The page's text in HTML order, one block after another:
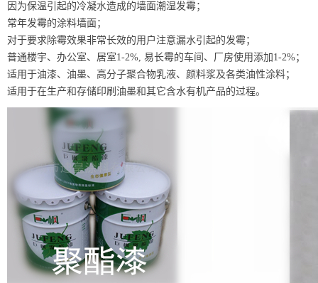
因为保温引起的冷凝水造成的墙面潮湿发霉；
常年发霉的涂料墙面；
对于要求除霉效果非常长效的用户注意漏水引起的发霉；
普通楼宇、办公室、居室1-2%, 易长霉的车间、厂房使用添加1-2%；
适用于油漆、油墨、高分子聚合物乳液、颜料浆及各类油性涂料；
适用于在生产和存储印刷油墨和其它含水有机产品的过程。